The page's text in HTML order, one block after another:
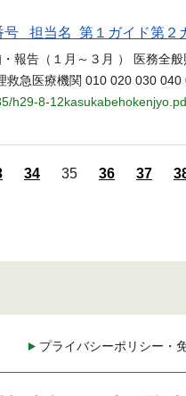
号 担当名 第１ガイド第２
報告（１月～３月 ） 医務全
救急医療機関 010 020 030
h29-8-
34 35 36 37
プライバシーポリシー・